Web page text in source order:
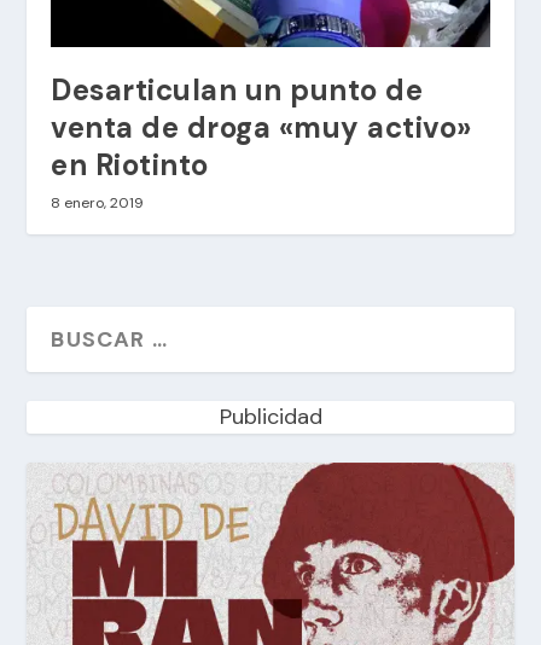
Desarticulan un punto de
venta de droga «muy activo»
en Riotinto
8 enero, 2019
Publicidad